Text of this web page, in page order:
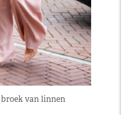
van linnen